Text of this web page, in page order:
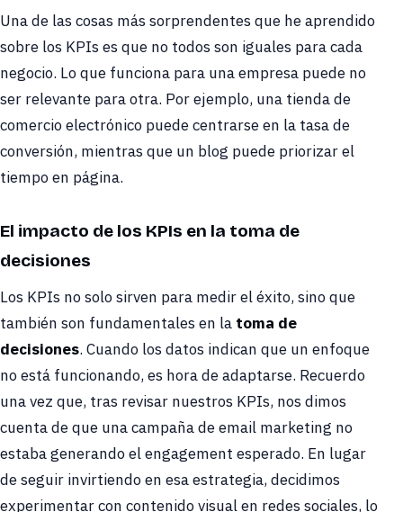
Una de las cosas más sorprendentes que he aprendido
sobre los KPIs es que no todos son iguales para cada
negocio. Lo que funciona para una empresa puede no
ser relevante para otra. Por ejemplo, una tienda de
comercio electrónico puede centrarse en la tasa de
conversión, mientras que un blog puede priorizar el
tiempo en página.
El impacto de los KPIs en la toma de
decisiones
Los KPIs no solo sirven para medir el éxito, sino que
también son fundamentales en la toma de
decisiones. Cuando los datos indican que un enfoque
no está funcionando, es hora de adaptarse. Recuerdo
una vez que, tras revisar nuestros KPIs, nos dimos
cuenta de que una campaña de email marketing no
estaba generando el engagement esperado. En lugar
de seguir invirtiendo en esa estrategia, decidimos
experimentar con contenido visual en redes sociales, lo